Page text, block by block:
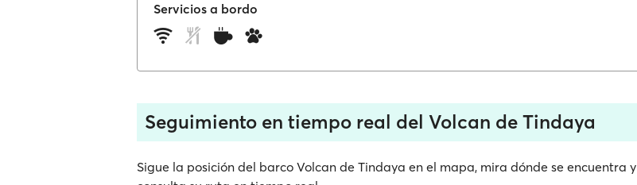
Servicios a bordo
Seguimiento en tiempo real del Volcan de Tindaya
Sigue la posición del barco Volcan de Tindaya en el mapa, mira dónde se encuentra y